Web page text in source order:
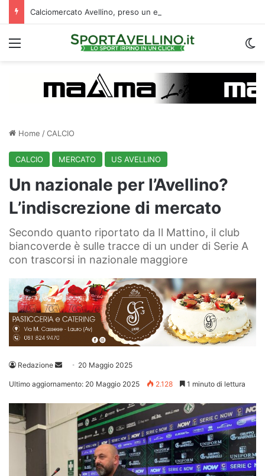
Menu
Home /CALCIO
CALCIO MERCATO US AVELLINO
Un nazionale per l’Avellino?
L’indiscrezione di mercato
Secondo quanto riportato da Il Mattino, il club
biancoverde è sulle tracce di un under di Serie A
con trascorsi in nazionale maggiore
Redazione
Invia 20 Maggio 2025
Ultimo aggiornamento: 20 Maggio 2025 2.128 1 minuto di lettura